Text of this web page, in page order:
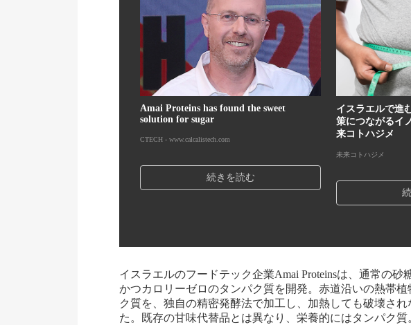
Amai Proteins has found the sweet
solution for sugar
CTECH - www.calcalistech.com
続きを読む
イスラエルで進
策につながるイ
来コトハジメ
未来コトハジメ
イスラエルのフードテック企業Amai Proteinsは、通常の砂
かつカロリーゼロのタンパク質を開発。赤道沿いの熱帯
ク質を、独自の精密発酵法で加工し、加熱しても破壊さ
た。既存の甘味代替品とは異なり、栄養的にはタンパク